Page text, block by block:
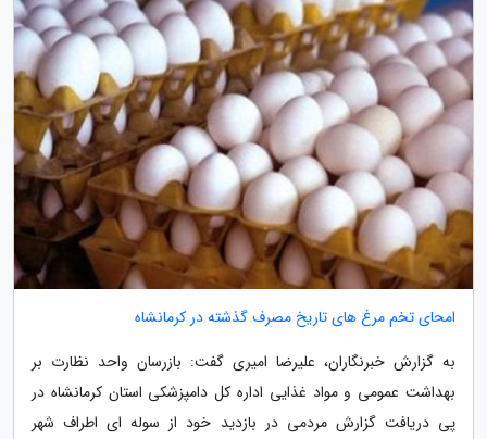
امحای تخم مرغ های تاریخ مصرف گذشته در کرمانشاه
به گزارش خبرنگاران، علیرضا امیری گفت: بازرسان واحد نظارت بر
بهداشت عمومی و مواد غذایی اداره کل دامپزشکی استان کرمانشاه در
پی دریافت گزارش مردمی در بازدید خود از سوله ای اطراف شهر